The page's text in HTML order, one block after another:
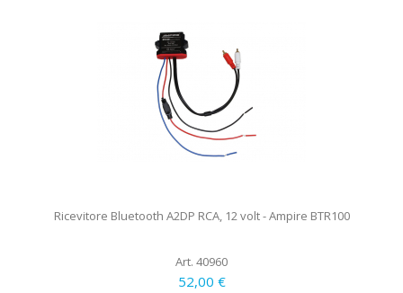
Ricevitore Bluetooth A2DP RCA, 12 volt - Ampire BTR100
Art. 40960
52,00 €